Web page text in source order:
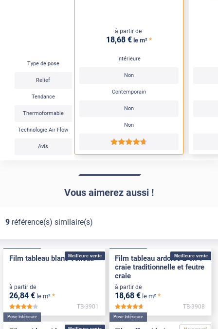
Type de pose
Relief
Tendance
Thermoformable
Technologie Air Flow
Avis
à partir de
18,68 € le m² *
Intérieure
Non
Contemporain
Non
Non
*****
Vous aimerez aussi !
9référence(s) similaire(s)
Meilleure vente
Film tableau blanc velleda
à partir de
26,84 € le m² *
*****
TB-3901
Meilleure vente
Film tableau ardoise 2 en 1
craie traditionnelle et feutre
craie
à partir de
18,68 € le m² *
*****
TB-3908
Pose Intérieure Pose Intérieure